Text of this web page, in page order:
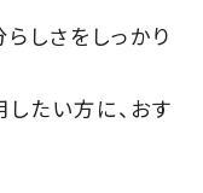
しさをしっかり
たい方に、おす